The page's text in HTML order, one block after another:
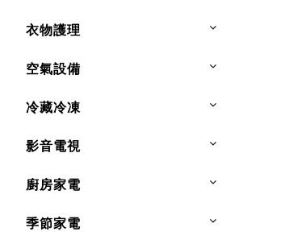
衣物護理
空氣設備
冷藏冷凍
影音電視
廚房家電
季節家電